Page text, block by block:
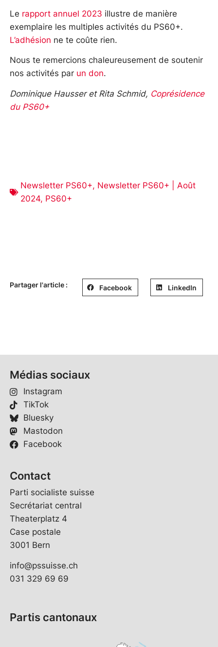
Le rapport annuel 2023 illustre de manière
exemplaire les multiples activités du PS60+.
L’adhésion ne te coûte rien.
Nous te remercions chaleureusement de soutenir
nos activités par un don.
Dominique Hausser et Rita Schmid, Coprésidence
du PS60+
Newsletter PS60+, Newsletter PS60+ | Août
2024, PS60+
Partager l'article : Facebook LinkedIn
Médias sociaux
Instagram
TikTok
Bluesky
Mastodon
Facebook
Contact
Parti socialiste suisse
Secrétariat central
Theaterplatz 4
Case postale
3001 Bern
info@pssuisse.ch
031 329 69 69
Partis cantonaux